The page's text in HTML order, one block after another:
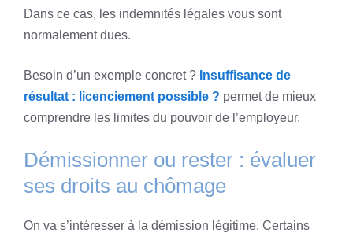
Dans ce cas, les indemnités légales vous sont
normalement dues.
Besoin d’un exemple concret ? Insuffisance de
résultat : licenciement possible ? permet de mieux
comprendre les limites du pouvoir de l’employeur.
Démissionner ou rester : évaluer
ses droits au chômage
On va s’intéresser à la démission légitime. Certains